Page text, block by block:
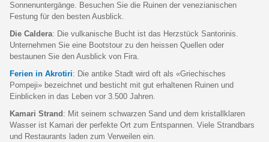
Sonnenuntergänge. Besuchen Sie die Ruinen der venezianischen
Festung für den besten Ausblick.
Die Caldera: Die vulkanische Bucht ist das Herzstück Santorinis.
Unternehmen Sie eine Bootstour zu den heissen Quellen oder
bestaunen Sie den Ausblick von Fira.
Ferien in Akrotiri: Die antike Stadt wird oft als «Griechisches
Pompeji» bezeichnet und besticht mit gut erhaltenen Ruinen und
Einblicken in das Leben vor 3.500 Jahren.
Kamari Strand : Mit seinem schwarzen Sand und dem kristallklaren
Wasser ist Kamari der perfekte Ort zum Entspannen. Viele Strandbars
und Restaurants laden zum Verweilen ein.